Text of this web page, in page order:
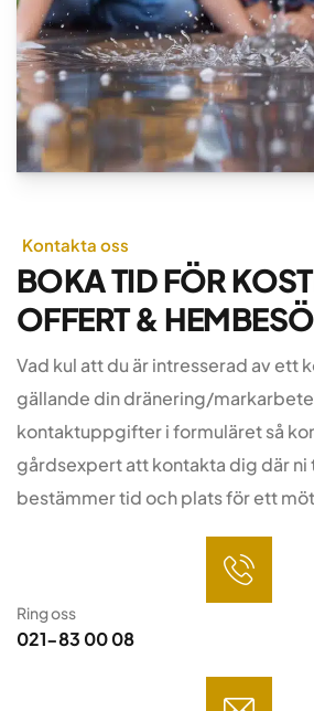
Kontakta oss
BOKA TID FÖR
OFFERT &
Vad kul att du är intresserad av ett
gällande din dränering/
kontaktuppgifter i formuläret så
gårdsexpert att kontakta dig där ni
bestämmer tid och plats för ett
Ring oss
021-83 00 08